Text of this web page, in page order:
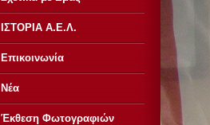
ΙΣΤΟΡΙΑ Α.Ε.Λ.
Επικοινωνία
Νέα
Έκθεση Φωτογραφιών